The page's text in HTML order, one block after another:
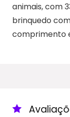
animais, com
brinquedo
comprimento